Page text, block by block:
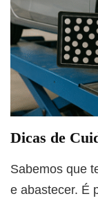
Dicas de
Sabemos que
e abastecer. É